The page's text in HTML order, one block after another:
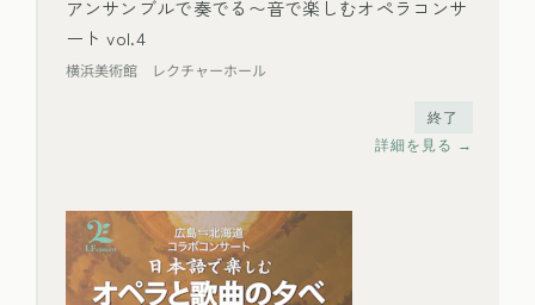
アンサンブルで奏でる〜音で楽しむオペラコンサ
ート vol.4
横浜美術館 レクチャーホール
終了
詳細を見る →